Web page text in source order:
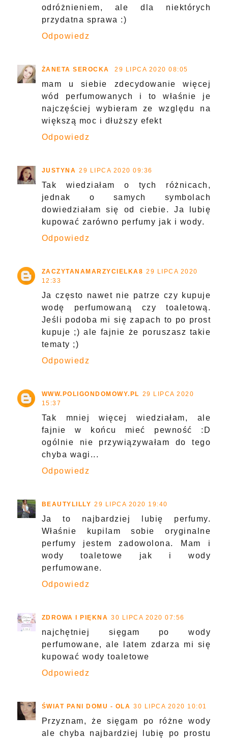
odróżnieniem, ale dla niektórych
przydatna sprawa :)
Odpowiedz
ŻANETA SEROCKA 29 LIPCA 2020 08:05
mam u siebie zdecydowanie więcej
wód perfumowanych i to właśnie je
najczęściej wybieram ze względu na
większą moc i dłuższy efekt
Odpowiedz
JUSTYNA 29 LIPCA 2020 09:36
Tak wiedziałam o tych różnicach,
jednak o samych symbolach
dowiedziałam się od ciebie. Ja lubię
kupować zarówno perfumy jak i wody.
Odpowiedz
ZACZYTANAMARZYCIELKA8 29 LIPCA 2020
12:33
Ja często nawet nie patrze czy kupuje
wodę perfumowaną czy toaletową.
Jeśli podoba mi się zapach to po prost
kupuje ;) ale fajnie że poruszasz takie
tematy ;)
Odpowiedz
WWW.POLIGONDOMOWY.PL 29 LIPCA 2020
15:37
Tak mniej więcej wiedziałam, ale
fajnie w końcu mieć pewność :D
ogólnie nie przywiązywałam do tego
chyba wagi...
Odpowiedz
BEAUTYLILLY 29 LIPCA 2020 19:40
Ja to najbardziej lubię perfumy.
Właśnie kupilam sobie oryginalne
perfumy jestem zadowolona. Mam i
wody toaletowe jak i wody
perfumowane.
Odpowiedz
ZDROWA I PIĘKNA 30 LIPCA 2020 07:56
najchętniej sięgam po wody
perfumowane, ale latem zdarza mi się
kupować wody toaletowe
Odpowiedz
ŚWIAT PANI DOMU - OLA 30 LIPCA 2020 10:01
Przyznam, że sięgam po różne wody
ale chyba najbardziej lubię po prostu